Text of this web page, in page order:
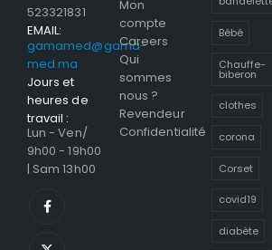
523321831
EMAIL:
gamamed@gama-
med.ma
Jours et
heures de
travail :
Lun - Ven/
9h00 - 19h00
| Sam 13h00
Mon
compte
Careers
Qui
sommes
nous ?
Revendeur
Confidentialité
Bébé
Chauffe-
biberon
clothes
corona
Corset
covid19
diabète